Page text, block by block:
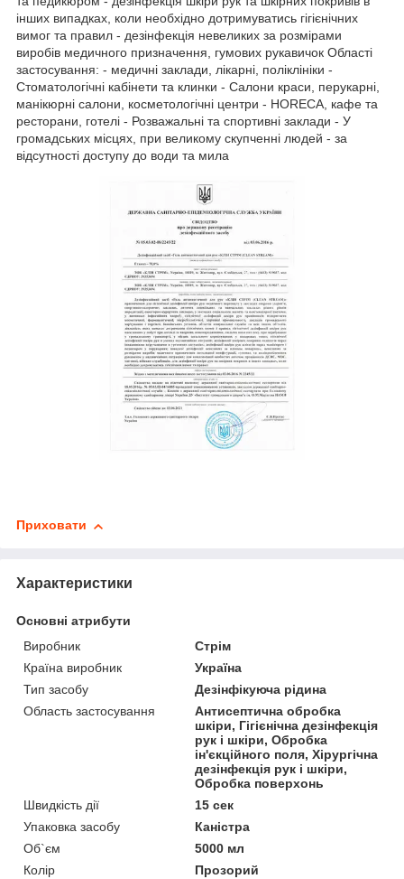
інших випадках, коли необхідно дотримуватись гігієнічних
вимог та правил - дезінфекція невеликих за розмірами
виробів медичного призначення, гумових рукавичок Області
застосування: - медичні заклади, лікарні, поліклініки -
Стоматологічні кабінети та клинки - Салони краси, перукарні,
манікюрні салони, косметологічні центри - HORECA, кафе та
ресторани, готелі - Розважальні та спортивні заклади - У
громадських місцях, при великому скупченні людей - за
відсутності доступу до води та мила
Приховати
Характеристики
Основні атрибути
Виробник
Стрім
Країна виробник
Україна
Тип засобу
Дезінфікуюча рідина
Область застосування
Антисептична обробка
шкіри, Гігієнічна дезінфекція
рук і шкіри, Обробка
ін'єкційного поля, Хірургічна
дезінфекція рук і шкіри,
Обробка поверхонь
Швидкість дії
15 сек
Упаковка засобу
Каністра
Об`єм
5000 мл
Колір
Прозорий